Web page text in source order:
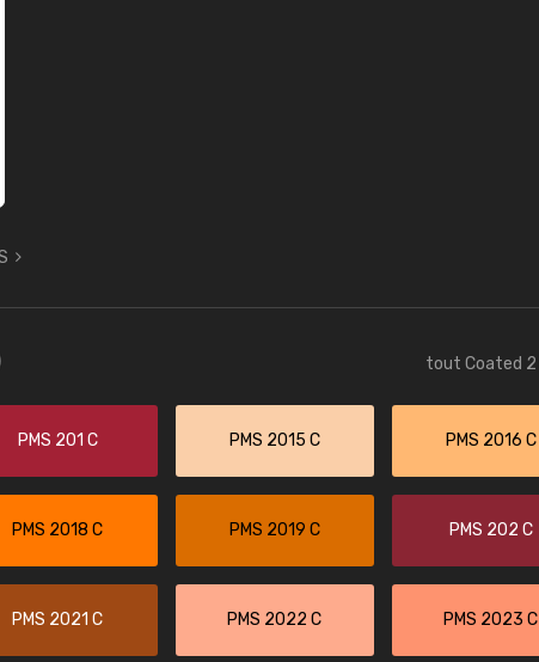
tout Coated 2
PMS 201 C PMS 2015 C PMS 2016 C
PMS 2018 C PMS 2019 C PMS 202 C
PMS 2021 C PMS 2022 C PMS 2023 C